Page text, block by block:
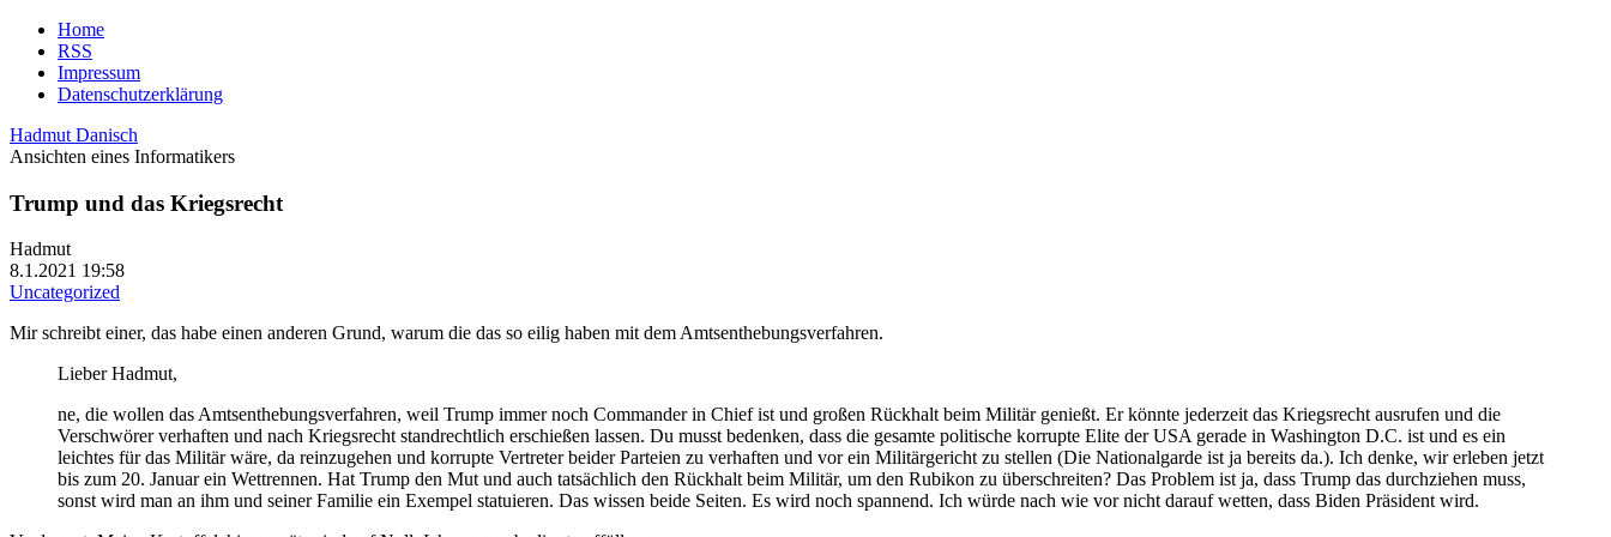
Home
RSS
Impressum
Datenschutzerklärung
Hadmut Danisch
Ansichten eines Informatikers
Trump und das Kriegsrecht
Hadmut
8.1.2021 19:58
Uncategorized
Mir schreibt einer, das habe einen anderen Grund, warum die das so eilig haben mit dem Amtsenthebungsverfahren.
Lieber Hadmut,
ne, die wollen das Amtsenthebungsverfahren, weil Trump immer noch Commander in Chief ist und großen Rückhalt beim Militär genießt. Er könnte jederzeit das Kriegsrecht ausrufen und die
Verschwörer verhaften und nach Kriegsrecht standrechtlich erschießen lassen. Du musst bedenken, dass die gesamte politische korrupte Elite der USA gerade in Washington D.C. ist und es ein
leichtes für das Militär wäre, da reinzugehen und korrupte Vertreter beider Parteien zu verhaften und vor ein Militärgericht zu stellen (Die Nationalgarde ist ja bereits da.). Ich denke, wir erleben jetzt
bis zum 20. Januar ein Wettrennen. Hat Trump den Mut und auch tatsächlich den Rückhalt beim Militär, um den Rubikon zu überschreiten? Das Problem ist ja, dass Trump das durchziehen muss,
sonst wird man an ihm und seiner Familie ein Exempel statuieren. Das wissen beide Seiten. Es wird noch spannend. Ich würde nach wie vor nicht darauf wetten, dass Biden Präsident wird.